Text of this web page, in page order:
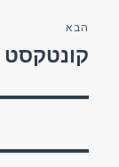
הבא
הפוסט
קונטקסט